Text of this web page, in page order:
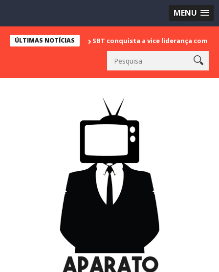
MENU
ÚLTIMAS NOTÍCIASSBT conquista a vice liderança com "Bake Off